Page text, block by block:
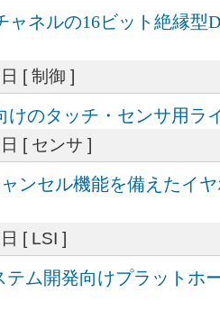
ャネルの16ビット絶縁型
[ 制御 ]
けのタッチ・センサ用ラ
[ センサ ]
ンセル機能を備えたイ
[ LSI ]
テム開発向けプラットホ